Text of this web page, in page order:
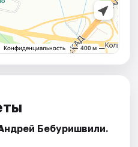
Бебуришвили.